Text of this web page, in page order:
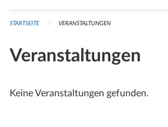
STARTSEITE VERANSTALTUNGEN
Veranstaltungen
Keine Veranstaltungen gefunden.